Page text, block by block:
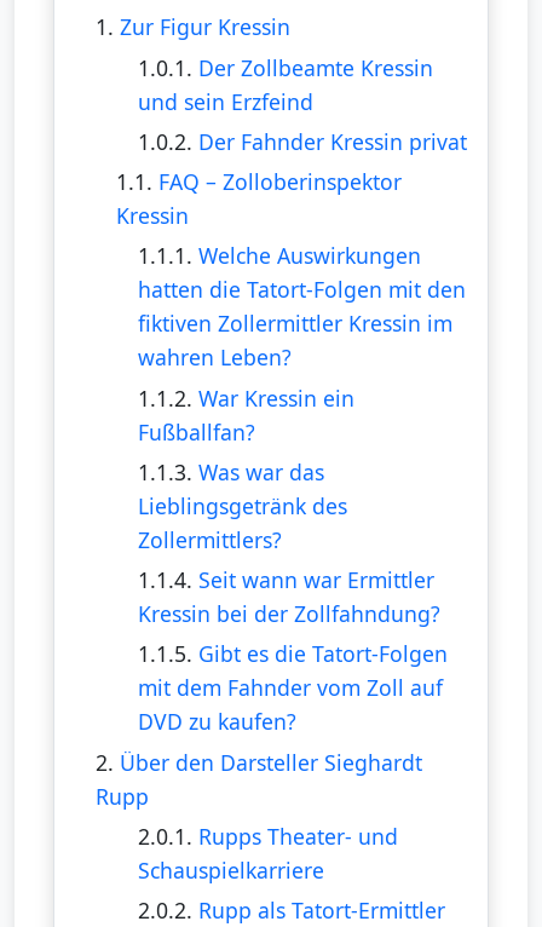
1. Zur Figur Kressin
1.0.1. Der Zollbeamte Kressin
und sein Erzfeind
1.0.2. Der Fahnder Kressin privat
1.1. FAQ – Zolloberinspektor
Kressin
1.1.1. Welche Auswirkungen
hatten die Tatort-Folgen mit den
fiktiven Zollermittler Kressin im
wahren Leben?
1.1.2. War Kressin ein
Fußballfan?
1.1.3. Was war das
Lieblingsgetränk des
Zollermittlers?
1.1.4. Seit wann war Ermittler
Kressin bei der Zollfahndung?
1.1.5. Gibt es die Tatort-Folgen
mit dem Fahnder vom Zoll auf
DVD zu kaufen?
2. Über den Darsteller Sieghardt
Rupp
2.0.1. Rupps Theater- und
Schauspielkarriere
2.0.2. Rupp als Tatort-Ermittler